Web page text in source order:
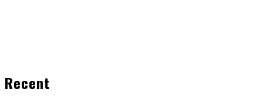
Recent